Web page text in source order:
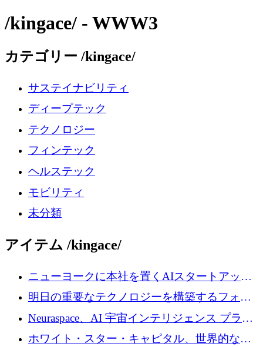
/kingace/ - WWW3
カテゴリー /kingace/
サステイナビリティ
ディープテック
テクノロジー
フィンテック
ヘルステック
モビリティ
未分類
アイテム /kingace/
ニューヨークに本社を置くAIスタートアップ
Modal Labsがロンドンオフィスを開設
明日の重要なテクノロジーを構築するフォト
ニクスのスケールアップに対応する
Neuraspace、AI 宇宙インテリジェンス プラッ
トフォームの拡大に 1,560 万ユーロを投資
ホワイト・スター・キャピタル、世界的なス